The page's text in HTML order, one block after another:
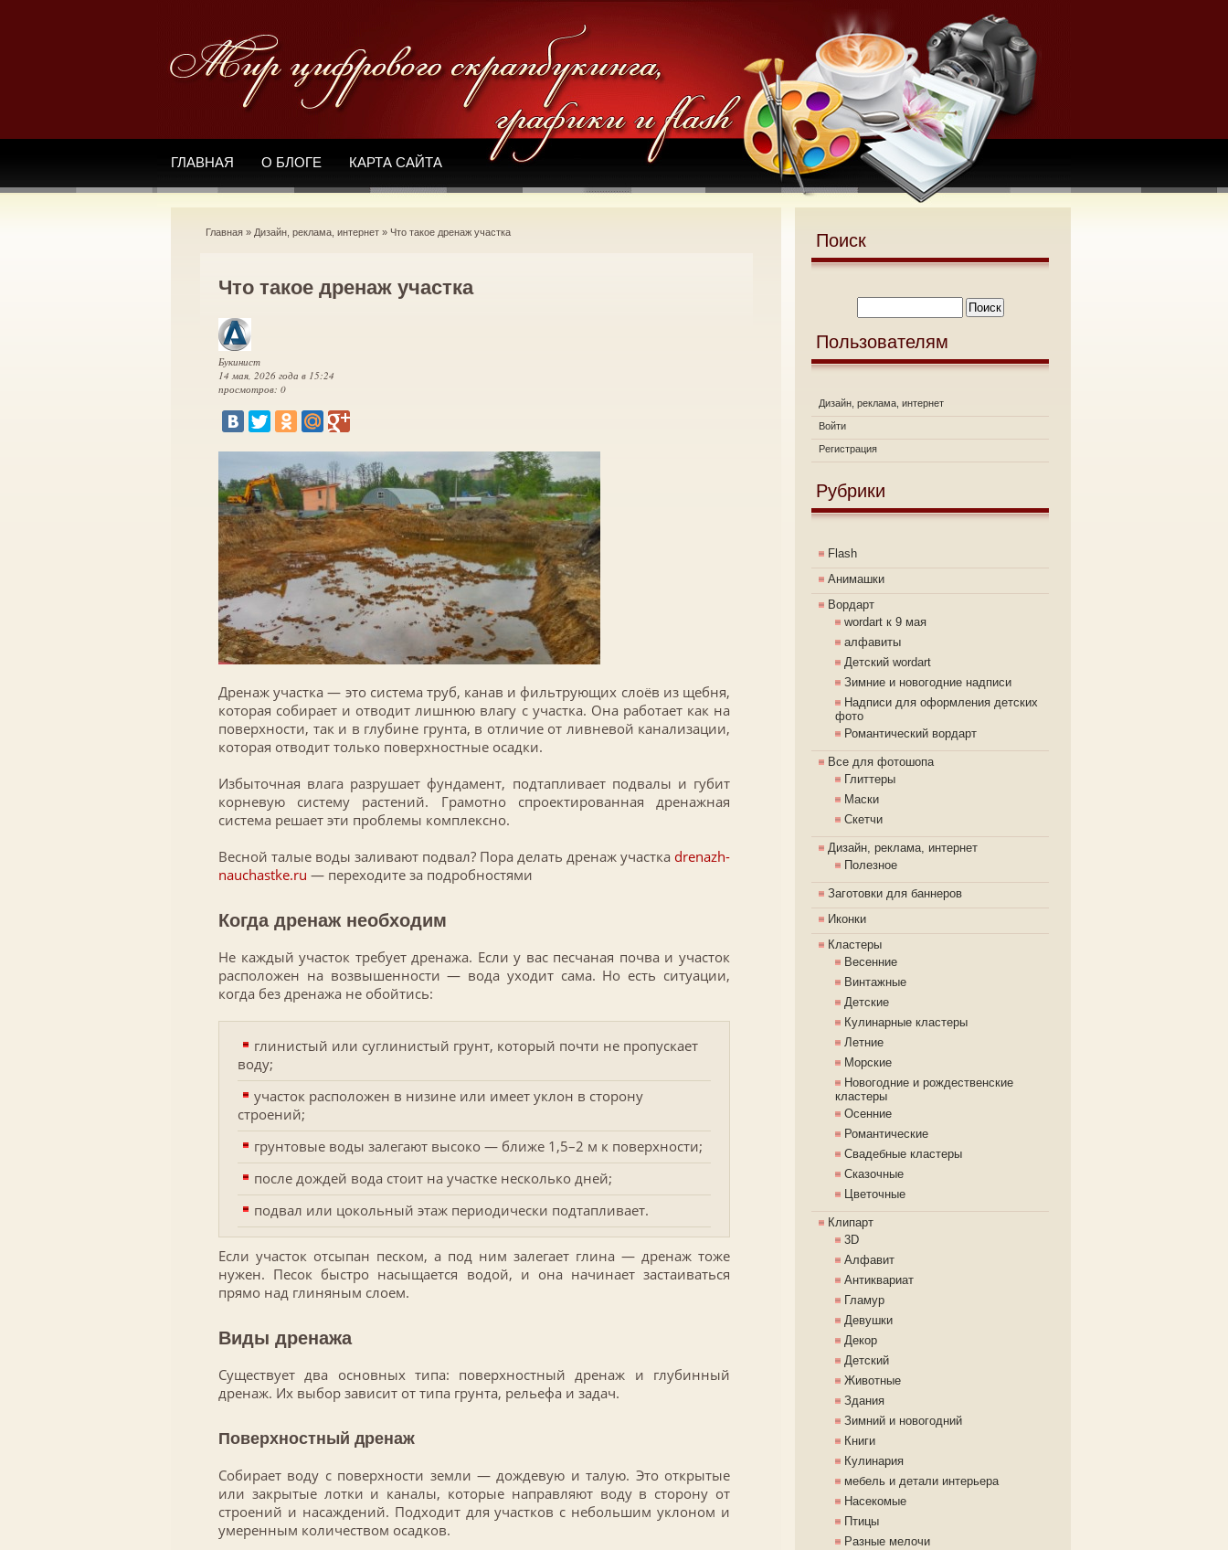
ГЛАВНАЯ О БЛОГЕ КАРТА САЙТА
Главная » Дизайн, реклама, интернет » Что такое дренаж участка
Что такое дренаж участка
Букинист
14 мая, 2026 года в 15:24
просмотров: 0
Дренаж участка — это система труб, канав и фильтрующих слоёв из щебня,
которая собирает и отводит лишнюю влагу с участка. Она работает как на
поверхности, так и в глубине грунта, в отличие от ливневой канализации,
которая отводит только поверхностные осадки.
Избыточная влага разрушает фундамент, подтапливает подвалы и губит
корневую систему растений. Грамотно спроектированная дренажная
система решает эти проблемы комплексно.
Весной талые воды заливают подвал? Пора делать дренаж участка drenazh-
nauchastke.ru — переходите за подробностями
Когда дренаж необходим
Не каждый участок требует дренажа. Если у вас песчаная почва и участок
расположен на возвышенности — вода уходит сама. Но есть ситуации,
когда без дренажа не обойтись:
глинистый или суглинистый грунт, который почти не пропускает
воду;
участок расположен в низине или имеет уклон в сторону
строений;
грунтовые воды залегают высоко — ближе 1,5–2 м к поверхности;
после дождей вода стоит на участке несколько дней;
подвал или цокольный этаж периодически подтапливает.
Если участок отсыпан песком, а под ним залегает глина — дренаж тоже
нужен. Песок быстро насыщается водой, и она начинает застаиваться
прямо над глиняным слоем.
Виды дренажа
Существует два основных типа: поверхностный дренаж и глубинный
дренаж. Их выбор зависит от типа грунта, рельефа и задач.
Поверхностный дренаж
Собирает воду с поверхности земли — дождевую и талую. Это открытые
или закрытые лотки и каналы, которые направляют воду в сторону от
строений и насаждений. Подходит для участков с небольшим уклоном и
умеренным количеством осадков.
Поиск
Пользователям
Дизайн, реклама, интернет
Войти
Регистрация
Рубрики
Flash
Анимашки
Вордарт
wordart к 9 мая
алфавиты
Детский wordart
Зимние и новогодние надписи
Надписи для оформления детских
фото
Романтический вордарт
Все для фотошопа
Глиттеры
Маски
Скетчи
Дизайн, реклама, интернет
Полезное
Заготовки для баннеров
Иконки
Кластеры
Весенние
Винтажные
Детские
Кулинарные кластеры
Летние
Морские
Новогодние и рождественские
кластеры
Осенние
Романтические
Свадебные кластеры
Сказочные
Цветочные
Клипарт
3D
Алфавит
Антиквариат
Гламур
Девушки
Декор
Детский
Животные
Здания
Зимний и новогодний
Книги
Кулинария
мебель и детали интерьера
Насекомые
Птицы
Разные мелочи